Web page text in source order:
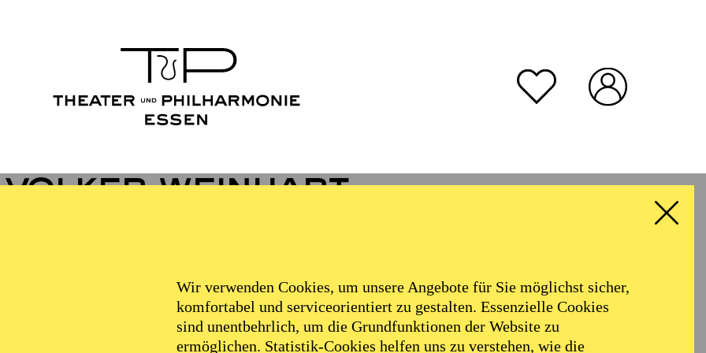
Wir verwenden Cookies, um unsere Angebote für Sie möglichst sicher,
komfortabel und serviceorientiert zu gestalten. Essenzielle Cookies
sind unentbehrlich, um die Grundfunktionen der Website zu
ermöglichen. Statistik-Cookies helfen uns zu verstehen, wie die
Volker Weinhart
VITA
erste Theatererfahrungen in der Jahrhunderthalle Hoechst und im Neuen